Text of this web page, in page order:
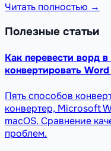
Читать полностью →
Полезные статьи
Как перевести ворд
конвертировать
Пять способов
конвертер, Microsoft
macOS. Сравнение
проблем.